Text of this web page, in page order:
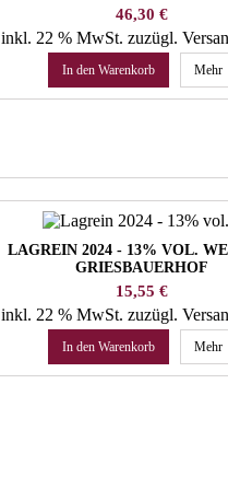
Preis
46,30 €
inkl. 22 % MwSt.zuzügl.
In den Warenkorb Mehr
LAGREIN 2024 - 13% VOL.
GRIESBAUERHOF
Preis
15,55 €
inkl. 22 % MwSt.zuzügl.
In den Warenkorb Mehr